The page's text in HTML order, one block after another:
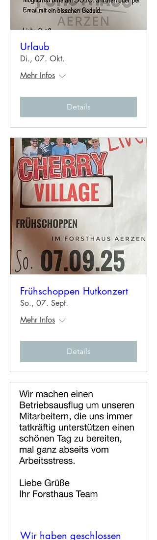
Urlaub
Di., 07. Okt.
Mehr Infos
Details
Frühschoppen Hutkonzert
So., 07. Sept.
Mehr Infos
Details
Wir haben geschlossen